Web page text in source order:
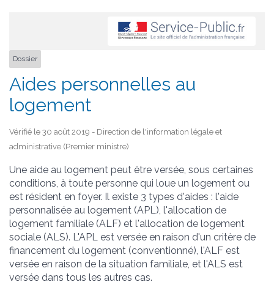
Dossier
Aides personnelles au
logement
Vérifié le 30 août 2019 - Direction de l'information légale et
administrative (Premier ministre)
Une aide au logement peut être versée, sous certaines
conditions, à toute personne qui loue un logement ou
est résident en foyer. Il existe 3 types d'aides : l'aide
personnalisée au logement (APL), l'allocation de
logement familiale (ALF) et l'allocation de logement
sociale (ALS). L'APL est versée en raison d'un critère de
financement du logement (conventionné), l'ALF est
versée en raison de la situation familiale, et l'ALS est
versée dans tous les autres cas.